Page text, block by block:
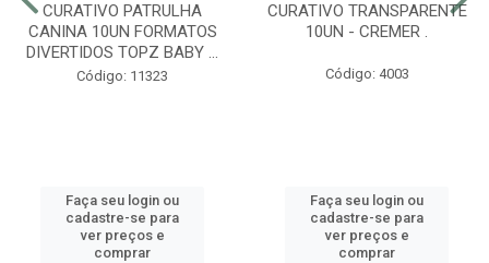
CURATIVO PATRULHA
CANINA 10UN FORMATOS
DIVERTIDOS TOPZ BABY ...
Código: 11323
Faça seu login ou
cadastre-se para
ver preços e
comprar
CURATIVO TRANSPARENTE
10UN - CREMER .
Código: 4003
Faça seu login ou
cadastre-se para
ver preços e
comprar